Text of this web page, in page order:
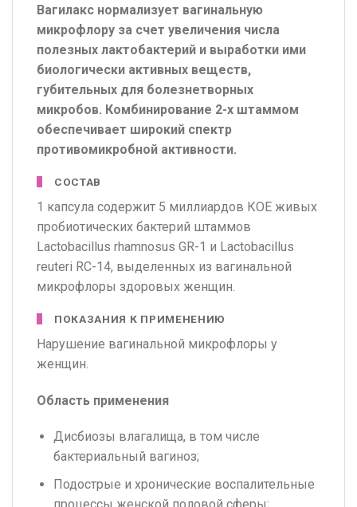
Вагилакс нормализует вагинальную
микрофлору за счет увеличения числа
полезных лактобактерий и выработки ими
биологически активных веществ,
губительных для болезнетворных
микробов. Комбинирование 2-х штаммом
обеспечивает широкий спектр
противомикробной активности.
СОСТАВ
1 капсула содержит 5 миллиардов КОЕ живых
пробиотических бактерий штаммов
Lactobacillus rhamnosus GR-1 и Lactobacillus
reuteri RC-14, выделенных из вагинальной
микрофлоры здоровых женщин.
ПОКАЗАНИЯ К ПРИМЕНЕНИЮ
Нарушение вагинальной микрофлоры у
женщин.
Область применения
Дисбиозы влагалища, в том числе
бактериальный вагиноз;
Подострые и хронические воспалительные